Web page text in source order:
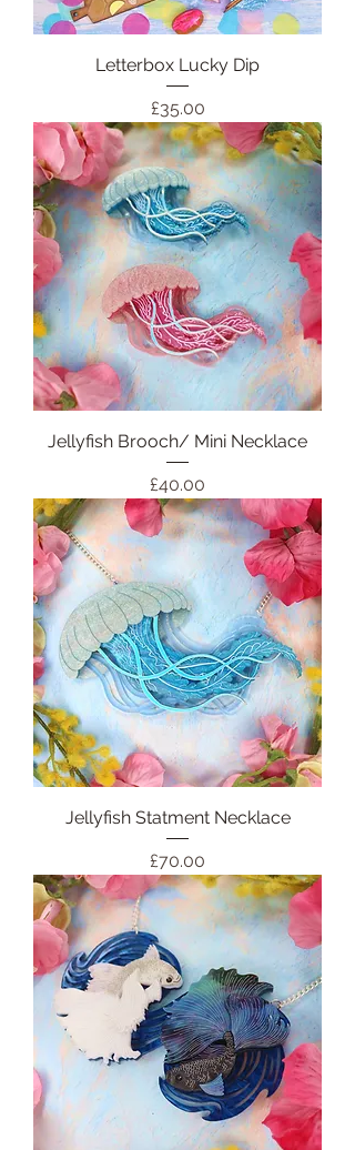
Letterbox Lucky Dip
価格
£35.00
Jellyfish Brooch/ Mini Necklace
価格
£40.00
Jellyfish Statment Necklace
価格
£70.00